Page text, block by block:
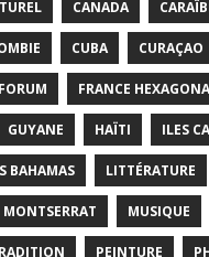
CANADA
CUBA CURAÇAO
FORUM FRANCE
GUYANE HAÏTI ILES
BAHAMAS LITTÉRATURE
MONTSERRAT MUSIQUE
PEINTURE